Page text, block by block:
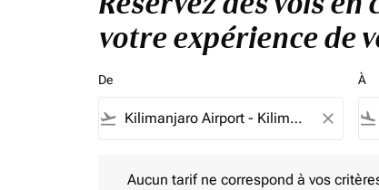
votre expérience de
De
flight_takeoff close
À
flight_land
Aucun tarif ne correspond à vos